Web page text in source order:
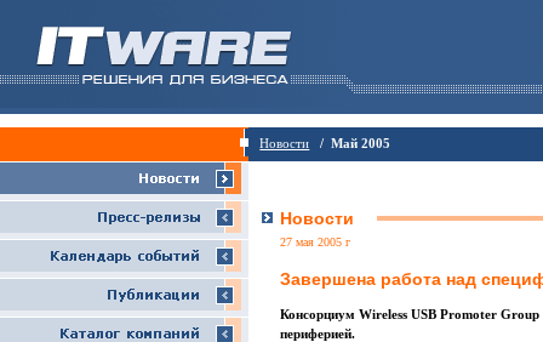
Новости / Май 2005
Новости
27 мая 2005 г
Завершена работа над
Консорциум Wireless USB Promoter Group
периферией.